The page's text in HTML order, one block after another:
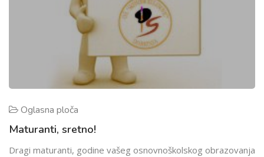
Oglasna ploča
Maturanti, sretno!
Dragi maturanti, godine vašeg osnovnoškolskog obrazovanja